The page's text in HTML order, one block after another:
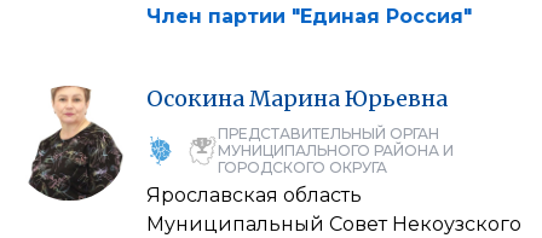
Член партии "Единая Россия"
ОсокинаМаринаЮрьевна
ПРЕДСТАВИТЕЛЬНЫЙ ОРГАН
МУНИЦИПАЛЬНОГО РАЙОНА И
ГОРОДСКОГО ОКРУГА
Ярославская область
Муниципальный Совет Некоузского